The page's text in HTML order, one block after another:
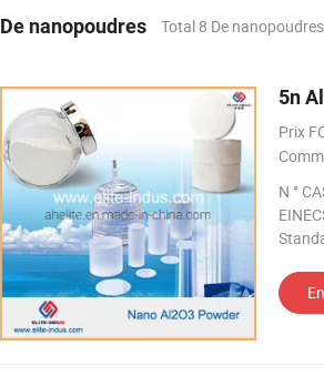
De nanopoudres Total 8 De
5n
Prix
N °